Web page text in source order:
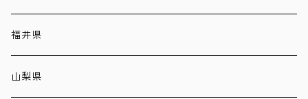
福井県
山梨県